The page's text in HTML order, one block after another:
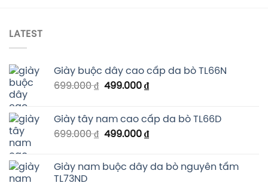
LATEST
Giày buộc dây cao cấp da bò TL66N
699.000₫ 499.000₫
Giày tây nam cao cấp da bò TL66D
699.000₫ 499.000₫
Giày nam buộc dây da bò nguyên tấm
TL73ND